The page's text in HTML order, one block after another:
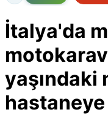
İtalya'da
hastaneye